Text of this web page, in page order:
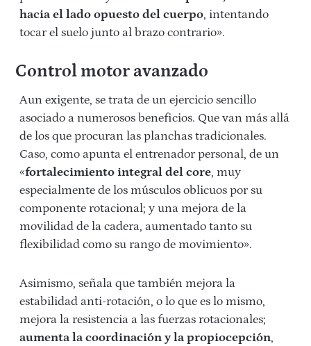
hacia el lado opuesto del cuerpo, intentando
tocar el suelo junto al brazo contrario».
Control motor avanzado
Aun exigente, se trata de un ejercicio sencillo
asociado a numerosos beneficios. Que van más allá
de los que procuran las planchas tradicionales.
Caso, como apunta el entrenador personal, de un
«fortalecimiento integral del core, muy
especialmente de los músculos oblicuos por su
componente rotacional; y una mejora de la
movilidad de la cadera, aumentado tanto su
flexibilidad como su rango de movimiento».
Asimismo, señala que también mejora la
estabilidad anti-rotación, o lo que es lo mismo,
mejora la resistencia a las fuerzas rotacionales;
aumenta la coordinación y la propiocepción,